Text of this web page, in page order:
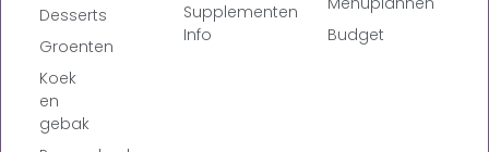
Desserts
Groenten
Koek
en
gebak
Supplementen
Info
Budget